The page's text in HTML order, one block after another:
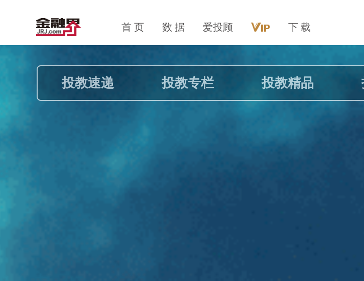
首 页 数 据 爱投顾 下 载
投教速递 投教专栏 投教精品